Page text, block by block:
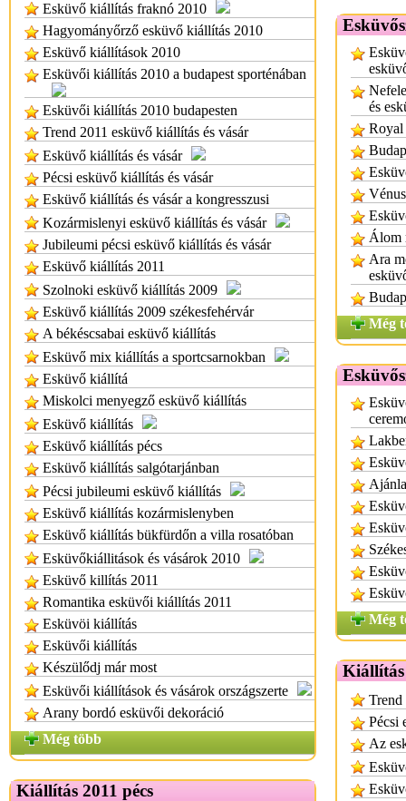
Esküvő kiállítás fraknó 2010
Hagyományőrző esküvő kiállítás 2010
Esküvő kiállítások 2010
Esküvői kiállítás 2010 a budapest sporténában
Esküvői kiállítás 2010 budapesten
Trend 2011 esküvő kiállítás és vásár
Esküvő kiállítás és vásár
Pécsi esküvő kiállítás és vásár
Esküvő kiállítás és vásár a kongresszusi
Kozármislenyi esküvő kiállítás és vásár
Jubileumi pécsi esküvő kiállítás és vásár
Esküvő kiállítás 2011
Szolnoki esküvő kiállítás 2009
Esküvő kiállítás 2009 székesfehérvár
A békéscsabai esküvő kiállítás
Esküvő mix kiállítás a sportcsarnokban
Esküvő kiállítá
Miskolci menyegző esküvő kiállítás
Esküvő kiállítás
Esküvő kiállítás pécs
Esküvő kiállítás salgótarjánban
Pécsi jubileumi esküvő kiállítás
Esküvő kiállítás kozármislenyben
Esküvő kiállítás bükfürdőn a villa rosatóban
Esküvőkiállitások és vásárok 2010
Esküvő killítás 2011
Romantika esküvői kiállítás 2011
Esküvöi kiállítás
Esküvői kiállítás
Készülődj már most
Esküvői kiállítások és vásárok országszerte
Arany bordó esküvői dekoráció
Még több
Kiállítás 2011 pécs
és
Royal
Álom
Ara
Még
Még
Kiállítás
Trend
Pécsi
Az